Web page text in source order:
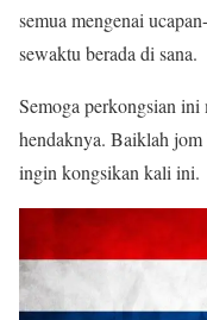
semua mengenai
sewaktu berada di sana.
Semoga perkongsian ini
hendaknya. Baiklah jom
ingin kongsikan kali ini.